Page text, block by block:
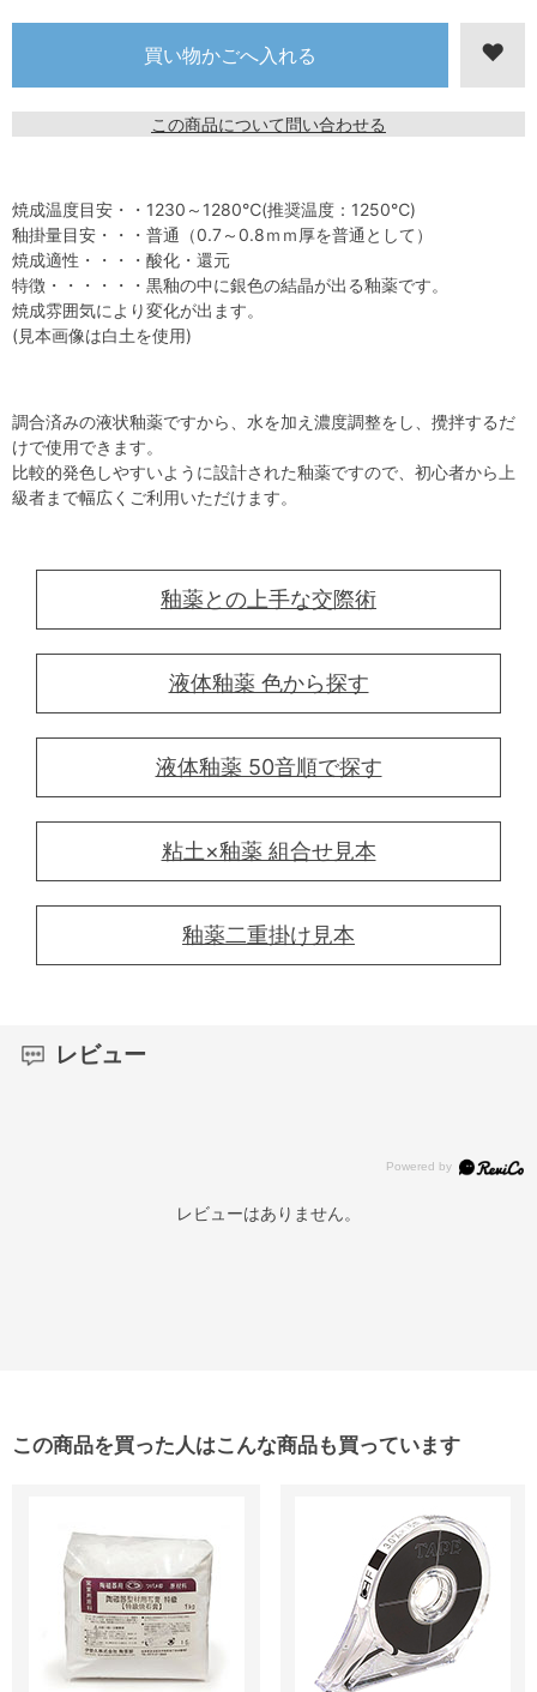
この商品について問い合わせる
焼成温度目安・・1230～1280℃(推奨温度：1250℃)
釉掛量目安・・・普通（0.7～0.8ｍｍ厚を普通として）
焼成適性・・・・酸化・還元
特徴・・・・・・黒釉の中に銀色の結晶が出る釉薬です。
焼成雰囲気により変化が出ます。
(見本画像は白土を使用)
調合済みの液状釉薬ですから、水を加え濃度調整をし、攪拌するだ
けで使用できます。
比較的発色しやすいように設計された釉薬ですので、初心者から上
級者まで幅広くご利用いただけます。
釉薬との上手な交際術
液体釉薬 色から探す
液体釉薬 50音順で探す
粘土×釉薬 組合せ見本
釉薬二重掛け見本
レビュー
レビューはありません。
この商品を買った人はこんな商品も買っています